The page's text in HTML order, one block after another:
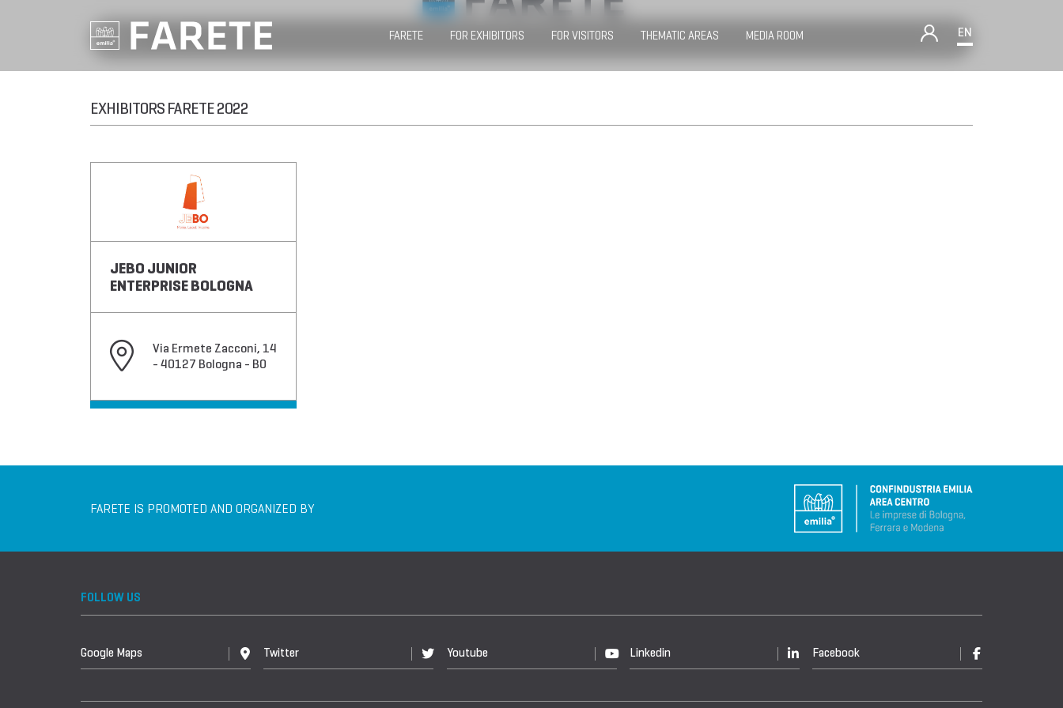
FARETE FOR EXHIBITORS FOR VISITORS THEMATIC AREAS MEDIA ROOM EN
EXHIBITORS FARETE 2022
JEBO JUNIOR
ENTERPRISE BOLOGNA
Via Ermete Zacconi, 14
- 40127 Bologna - BO
FARETE IS PROMOTED AND ORGANIZED BY
FOLLOW US
Google Maps Twitter Youtube Linkedin Facebook